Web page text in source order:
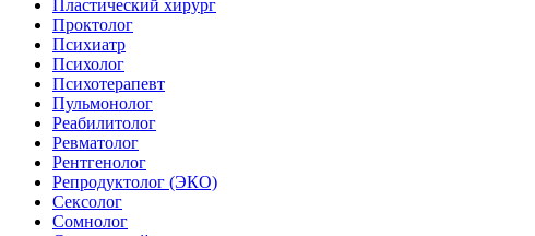
Пластический хирург
Проктолог
Психиатр
Психолог
Психотерапевт
Пульмонолог
Реабилитолог
Ревматолог
Рентгенолог
Репродуктолог (ЭКО)
Сексолог
Сомнолог